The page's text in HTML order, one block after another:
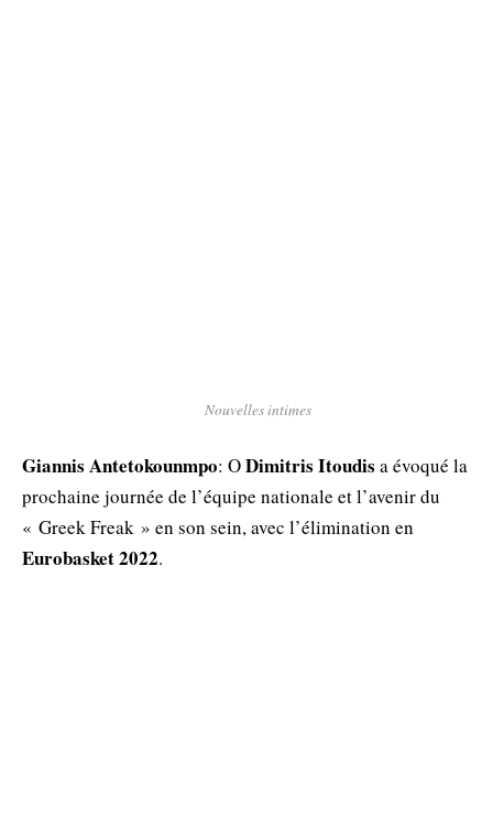
Nouvelles intimes
Giannis Antetokounmpo: ΟDimitris Itoudis a évoqué la
prochaine journée de l’équipe nationale et l’avenir du
« Greek Freak » en son sein, avec l’élimination en
Eurobasket 2022.